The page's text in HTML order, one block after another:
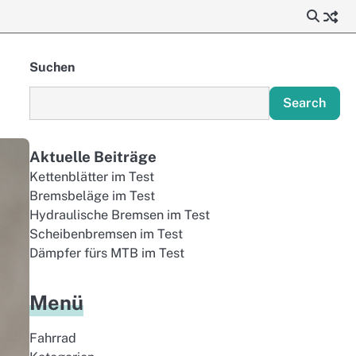
Suchen
Search
Aktuelle Beiträge
Kettenblätter im Test
Bremsbeläge im Test
Hydraulische Bremsen im Test
Scheibenbremsen im Test
Dämpfer fürs MTB im Test
Menü
Fahrrad